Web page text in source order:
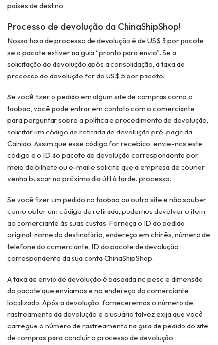
países de destino.
Processo de devolução da ChinaShipShop!
Nossa taxa de processo de devolução é de US$ 3 por pacote
se o pacote estiver na guia “pronto para envio”. Se a
solicitação de devolução após a consolidação, a taxa de
processo de devolução for de US$ 5 por pacote.
Se você fizer o pedido em algum site de compras como o
taobao, você pode entrar em contato com o comerciante
para perguntar sobre a política e procedimento de devolução,
solicitar um código de retirada de devolução pré-paga da
Cainiao. Assim que esse código for recebido, envie-nos este
código e o ID do pacote de devolução correspondente por
meio de bilhete ou e-mail e solicite que a empresa de courier
venha buscar no próximo dia útil à tarde. processo.
Se você fizer um pedido no taobao ou outro site e não souber
como obter um código de retirada, podemos devolver o item
ao comerciante às suas custas. Forneça o ID do pedido
original, nome do destinatário, endereço em chinês, número de
telefone do comerciante, ID do pacote de devolução
correspondente da sua conta ChinaShipShop.
A taxa de envio de devolução é baseada no peso e dimensão
do pacote que enviamos e no endereço do comerciante
localizado. Após a devolução, forneceremos o número de
rastreamento da devolução e o usuário talvez exija que você
carregue o número de rastreamento na guia de pedido do site
de compras para concluir o processo de devolução.